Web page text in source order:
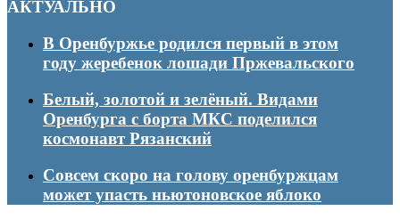
АКТУАЛЬНО
В Оренбуржье родился первый в этом
году жеребенок лошади Пржевальского
Белый, золотой и зелёный. Видами
Оренбурга с борта МКС поделился
космонавт Рязанский
Совсем скоро на голову оренбуржцам
может упасть ньютоновское яблоко